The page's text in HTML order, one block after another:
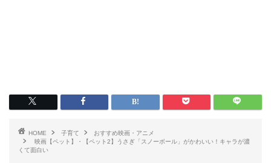
HOME 子育て
おすすめ映画・アニメ
映画【ペット】・【ペット2】うさぎ「スノーボール」がかわいい！キャラが濃
くて面白い